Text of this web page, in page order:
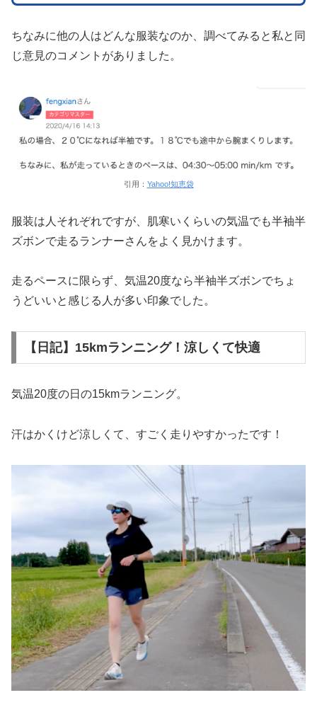
ちなみに他の人はどんな服装なのか、調べてみると私と同
じ意見のコメントがありました。
引用： Yahoo!知恵袋
服装は人それぞれですが、肌寒いくらいの気温でも半袖半
ズボンで走るランナーさんをよく見かけます。
走るペースに限らず、気温20度なら半袖半ズボンでちょ
うどいいと感じる人が多い印象でした。
【日記】15kmランニング！涼しくて快適
気温20度の日の15kmランニング。
汗はかくけど涼しくて、すごく走りやすかったです！